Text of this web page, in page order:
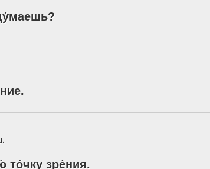
?
.
то́чку зре́ния.